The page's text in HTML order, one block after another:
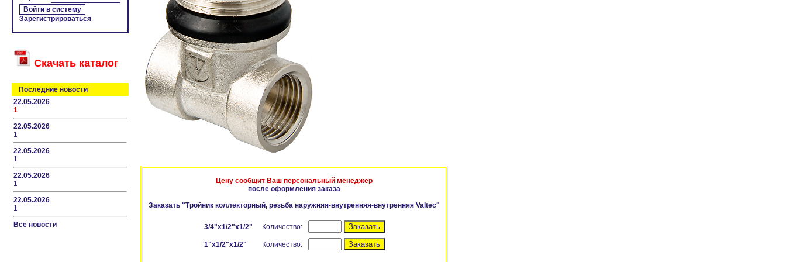
Зарегистрироваться
Скачать каталог
Последние новости
22.05.2026
1
22.05.2026
1
22.05.2026
1
22.05.2026
1
22.05.2026
1
Все новости
Цену сообщит Ваш персональный менеджер
после оформления заказа
Заказать "Тройник коллекторный, резьба наружняя-внутренняя-внутренняя Valtec"
3/4"x1/2"x1/2" Количество:
1"x1/2"x1/2" Количество: